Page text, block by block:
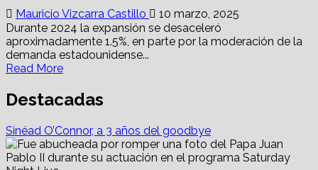
Mauricio Vizcarra Castillo
10 marzo, 2025
Durante 2024 la expansión se desaceleró
aproximadamente 1.5%, en parte por la moderación de la
demanda estadounidense...
Read MoreRead
about
Renegociación
TMEC,
factor
de
Destacadas
Sinéad O’Connor, a 3 años del goodbye